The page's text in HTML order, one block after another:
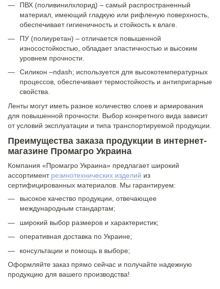
ПВХ (поливинилхлорид) – самый распространенный
материал, имеющий гладкую или рифленую поверхность,
обеспечивает гигиеничность и стойкость к влаге.
ПУ (полиуретан) – отличается повышенной
износостойкостью, обладает эластичностью и высоким
уровнем прочности.
Силикон –ndash; используется для высокотемпературных
процессов, обеспечивает термостойкость и антипригарные
свойства.
Ленты могут иметь разное количество слоев и армирования
для повышенной прочности. Выбор конкретного вида зависит
от условий эксплуатации и типа транспортируемой продукции.
Преимущества заказа продукции в интернет-
магазине Промагро Украина
Компания «Промагро Украина» предлагает широкий
ассортимент резинотехнических изделий из
сертифицированных материалов. Мы гарантируем:
высокое качество продукции, отвечающее
международным стандартам;
широкий выбор размеров и характеристик;
оперативная доставка по Украине;
консультации и помощь в выборе;
Оформляйте заказ прямо сейчас и получайте надежную
продукцию для вашего производства!